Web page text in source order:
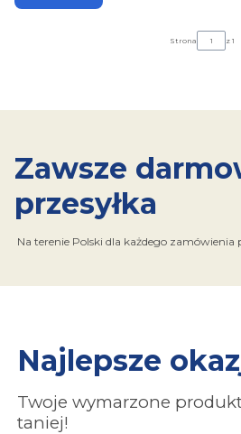
Strona z 1
Zawsze
przesyłka
Na terenie Polski dla każdego zamówienia
Najlepsze
Twoje wymarzone
taniej!